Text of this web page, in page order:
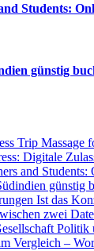
Students:
günstig
Trip Massage
Digitale
and
günstig
Ist das
zwei
Vergleich –